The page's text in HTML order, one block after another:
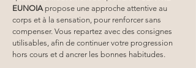
EUNOIA propose une approche attentive au
corps et à la sensation, pour renforcer sans
compenser. Vous repartez avec des consignes
utilisables, afin de continuer votre progression
hors cours et d ancrer les bonnes habitudes.